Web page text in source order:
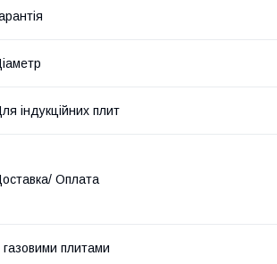
індукційних плит
Оплата
газовими плитами